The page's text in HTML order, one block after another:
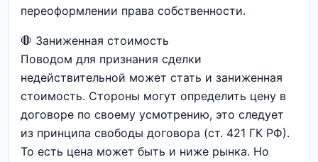
переоформлении права собственности.
🛑 Заниженная стоимость
Поводом для признания сделки
недействительной может стать и заниженная
стоимость. Стороны могут определить цену в
договоре по своему усмотрению, это следует
из принципа свободы договора (ст. 421 ГК РФ).
То есть цена может быть и ниже рынка. Но